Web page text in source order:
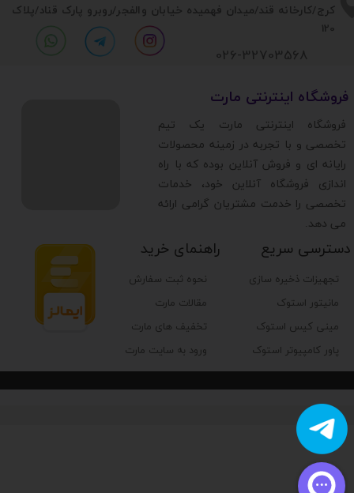
​​کرج/کارخانه قند/میدان فهمیده خیابان والفجر/روبرو پارک قناد/پلاک
120
تجهیزات ذخیره سازی
مانیتور استوک
مینی کیس استوک
پاور کامپیوتر استوک
دسترسی سریع راهنمای خرید
نحوه ثبت سفارش
مقالات مارت
تخفیف های مارت
ورود به سایت مارت
​فروشگاه اینترنتی مارت
​فروشگاه اینترنتی مارت یک تیم
تخصصی و با تجربه در زمینه محصولات
رایانه ای و فروش آنلاین بوده که با راه
اندازی فروشگاه آنلاین خود، خدمات
تخصصی را خدمت مشتریان گرامی ارائه
می دهد.
026-32703568